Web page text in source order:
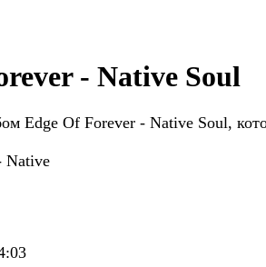
- Native Soul
Edge Of Forever - Native Soul,